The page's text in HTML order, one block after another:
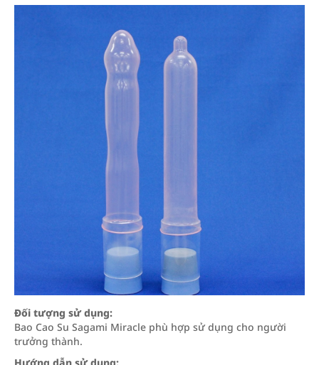
Đối tượng sử dụng:
Bao Cao Su Sagami Miracle phù hợp sử dụng cho người
trưởng thành.